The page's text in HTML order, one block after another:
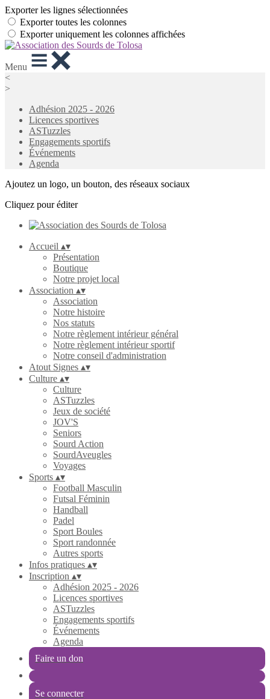
Exporter les lignes sélectionnées
Exporter toutes les colonnes
Exporter uniquement les colonnes affichées
Menu
<
>
Adhésion 2025 - 2026
Licences sportives
ASTuzzles
Engagements sportifs
Événements
Agenda
Ajoutez un logo, un bouton, des réseaux sociaux
Cliquez pour éditer
Accueil ▴▾
Présentation
Boutique
Notre projet local
Association ▴▾
Association
Notre histoire
Nos statuts
Notre règlement intérieur général
Notre règlement intérieur sportif
Notre conseil d'administration
Atout Signes ▴▾
Culture ▴▾
Culture
ASTuzzles
Jeux de société
JOV'S
Seniors
Sourd Action
SourdAveugles
Voyages
Sports ▴▾
Football Masculin
Futsal Féminin
Handball
Padel
Sport Boules
Sport randonnée
Autres sports
Infos pratiques ▴▾
Inscription ▴▾
Adhésion 2025 - 2026
Licences sportives
ASTuzzles
Engagements sportifs
Événements
Agenda
Faire un don
Se connecter